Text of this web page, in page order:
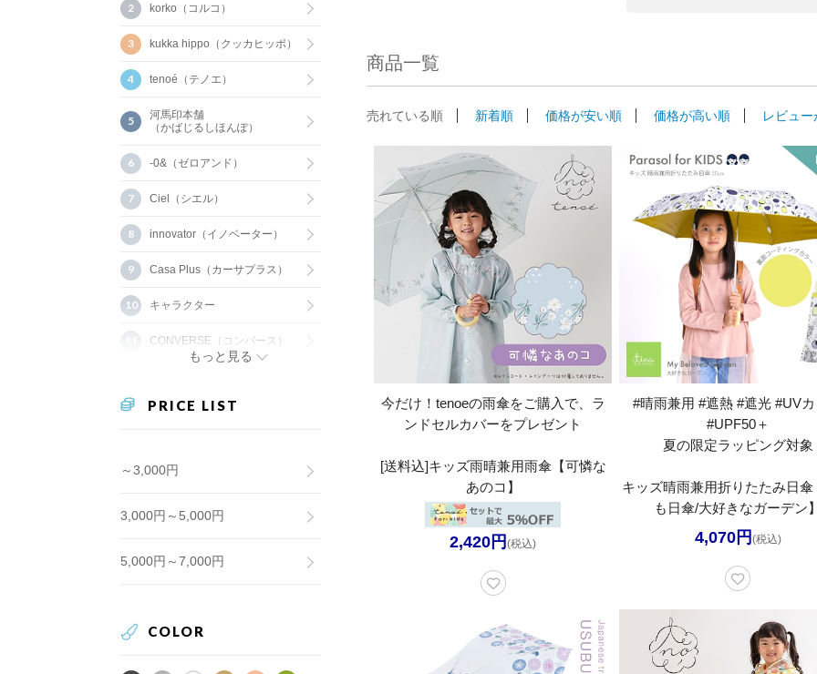
korko（コルコ）
kukka hippo（クッカヒッポ）
tenoé（テノエ）
河馬印本舗
（かばじるしほんぽ）
-0&（ゼロアンド）
Ciel（シエル）
innovator（イノベーター）
Casa Plus（カーサプラス）
キャラクター
CONVERSE（コンバース）
もっと見る
PRICE LIST
～3,000円
3,000円～5,000円
5,000円～7,000円
COLOR
商品一覧
売れている順 新着順 価格が安い順 価格が高い順 レビュ
今だけ！tenoeの雨傘をご購入で、ラ
ンドセルカバーをプレゼント
[送料込]キッズ雨晴兼用雨傘【可憐な
あのコ】
2,420円 (税込)
#晴雨兼用 #遮熱 #遮光 #UV
#UPF50＋
夏の限定ラッピング対象
キッズ晴雨兼用折りたたみ日傘
も日傘/大好きなガーデン
4,070円 (税込)